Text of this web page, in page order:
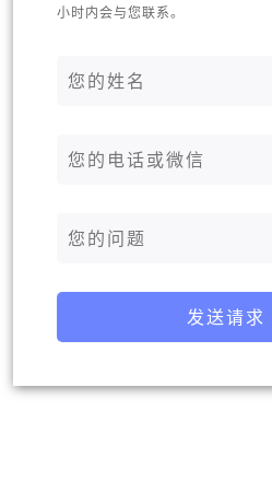
小时内会与您联系。
发送请求